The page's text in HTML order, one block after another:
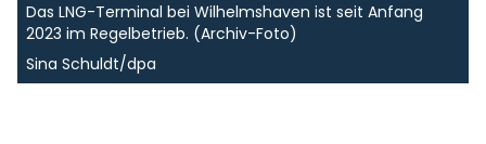
Das LNG-Terminal bei Wilhelmshaven ist seit Anfang
2023 im Regelbetrieb. (Archiv-Foto)
Sina Schuldt/dpa